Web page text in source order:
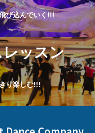
び込んでいく!!!
ッスン
り楽しむ!!!